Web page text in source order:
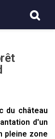
du château
d'un
pleine zone